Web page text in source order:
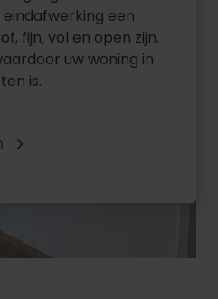
een
fijn, vol en open zijn.
uw woning in
is.